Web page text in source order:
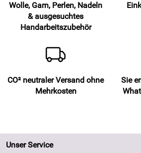
Wolle, Garn, Perlen, Nadeln
& ausgesuchtes
Handarbeitszubehör
CO² neutraler Versand ohne
Mehrkosten
Sie
Unser Service